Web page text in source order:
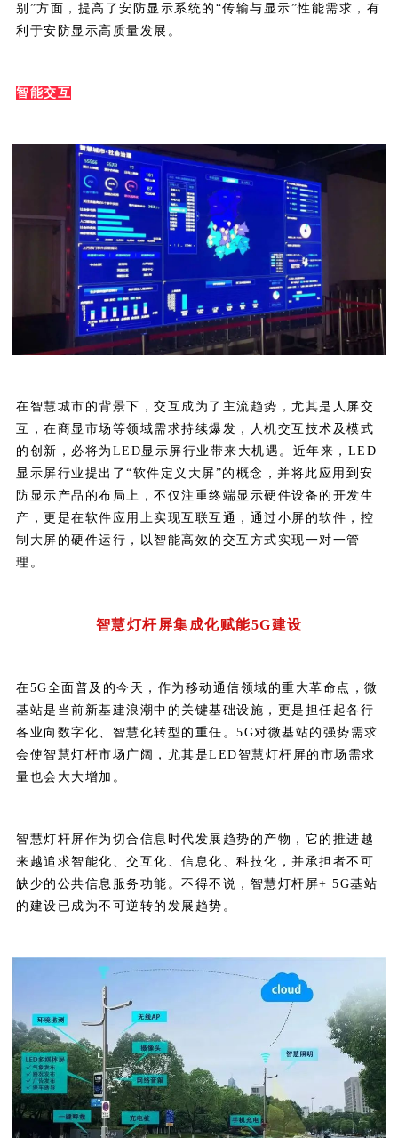
别”方面，提高了安防显示系统的“传输与显示”性能需求，有
利于安防显示高质量发展。
智能交互
在智慧城市的背景下，交互成为了主流趋势，尤其是人屏交
互，在商显市场等领域需求持续爆发，人机交互技术及模式
的创新，必将为LED显示屏行业带来大机遇。近年来，LED
显示屏行业提出了“软件定义大屏”的概念，并将此应用到安
防显示产品的布局上，不仅注重终端显示硬件设备的开发生
产，更是在软件应用上实现互联互通，通过小屏的软件，控
制大屏的硬件运行，以智能高效的交互方式实现一对一管
理。
智慧灯杆屏集成化赋能5G建设
在5G全面普及的今天，作为移动通信领域的重大革命点，微
基站是当前新基建浪潮中的关键基础设施，更是担任起各行
各业向数字化、智慧化转型的重任。5G对微基站的强势需求
会使智慧灯杆市场广阔，尤其是LED智慧灯杆屏的市场需求
量也会大大增加。
智慧灯杆屏作为切合信息时代发展趋势的产物，它的推进越
来越追求智能化、交互化、信息化、科技化，并承担者不可
缺少的公共信息服务功能。不得不说，智慧灯杆屏+ 5G基站
的建设已成为不可逆转的发展趋势。